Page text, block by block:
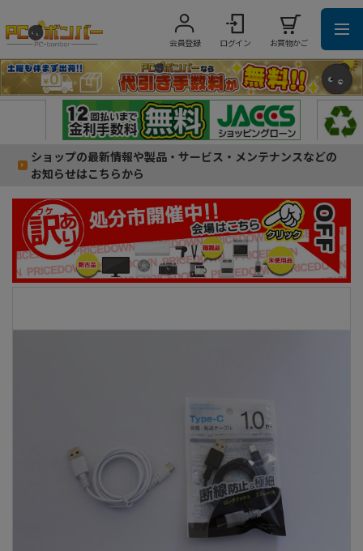
会員登録 ログイン お買物かご
ショップの最新情報や製品・サービス・メンテナンスなどの
お知らせはこちらから